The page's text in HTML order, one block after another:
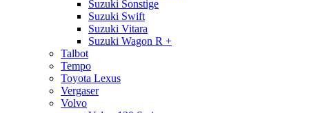
Suzuki Sonstige
Suzuki Swift
Suzuki Vitara
Suzuki Wagon R +
Talbot
Tempo
Toyota Lexus
Vergaser
Volvo